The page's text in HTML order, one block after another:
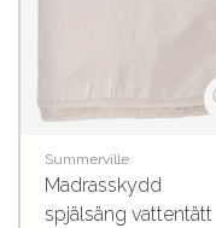
Summerville
Madrasskydd
spjälsäng vattentätt